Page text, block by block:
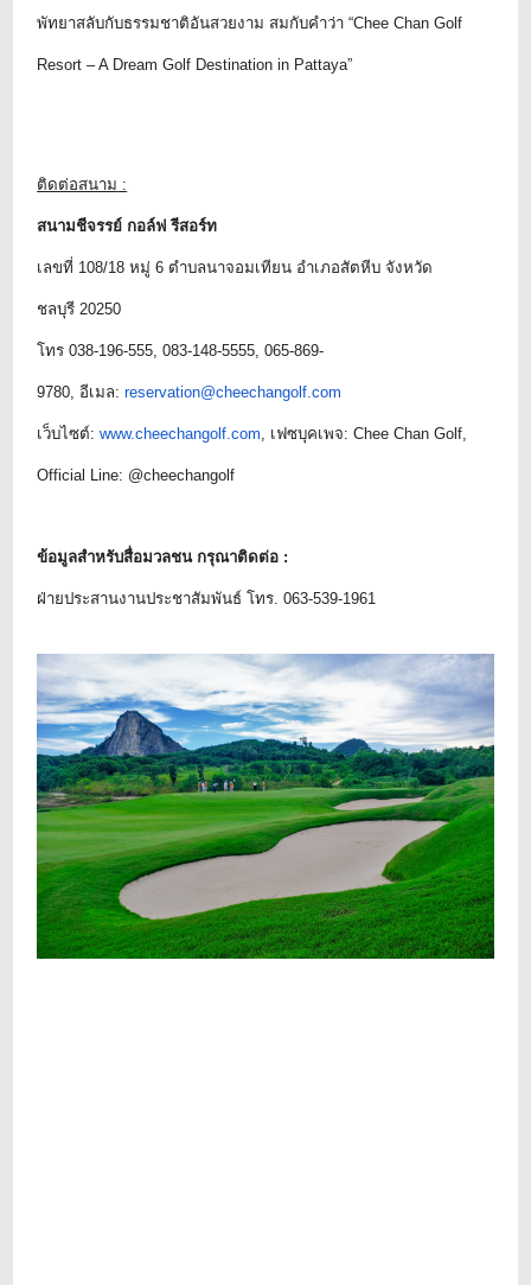
พัทยาสลับกับธรรมชาติอันสวยงาม สมกับคำว่า “Chee Chan Golf
Resort – A Dream Golf Destination in Pattaya”
ติดต่อสนาม :
สนามชีจรรย์ กอล์ฟ รีสอร์ท
เลขที่ 108/18 หมู่ 6 ตำบลนาจอมเทียน อำเภอสัตหีบ จังหวัด
ชลบุรี 20250
โทร038-196-555, 083-148-5555, 065-869-
9780, อีเมล:reservation@cheechangolf.com
เว็บไซต์:www.cheechangolf.com , เฟซบุคเพจ: Chee Chan Golf,
Official Line: @cheechangolf
ข้อมูลสำหรับสื่อมวลชน กรุณาติดต่อ :
ฝ่ายประสานงานประชาสัมพันธ์ โทร . 063-539-1961